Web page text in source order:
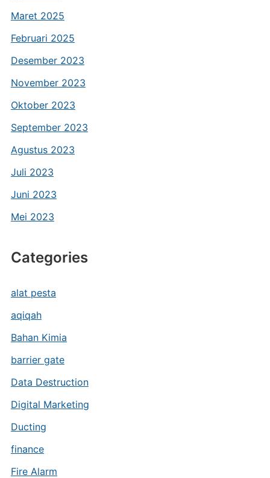
Maret 2025
Februari 2025
Desember 2023
November 2023
Oktober 2023
September 2023
Agustus 2023
Juli 2023
Juni 2023
Mei 2023
Categories
alat pesta
aqiqah
Bahan Kimia
barrier gate
Data Destruction
Digital Marketing
Ducting
finance
Fire Alarm